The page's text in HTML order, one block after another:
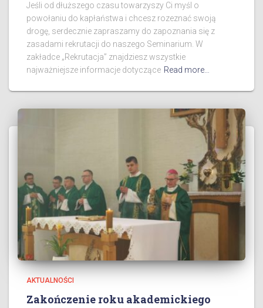
Jeśli od dłuższego czasu towarzyszy Ci myśl o
powołaniu do kapłaństwa i chcesz rozeznać swoją
drogę, serdecznie zapraszamy do zapoznania się z
zasadami rekrutacji do naszego Seminarium. W
zakładce „Rekrutacja” znajdziesz wszystkie
najważniejsze informacje dotyczące Read more…
AKTUALNOŚCI
Zakończenie roku akademickiego